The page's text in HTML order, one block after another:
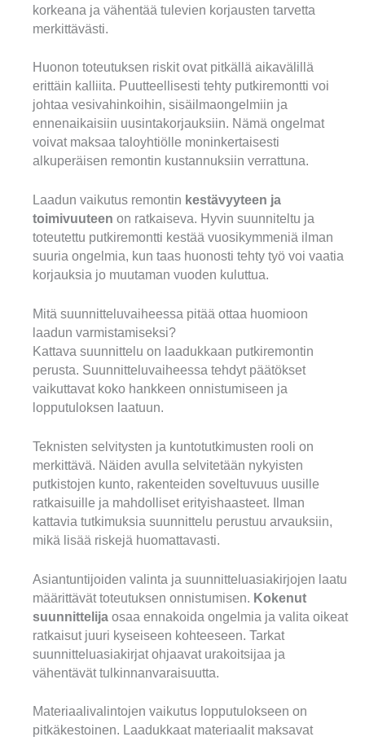
korkeana ja vähentää tulevien korjausten tarvetta
merkittävästi.
Huonon toteutuksen riskit ovat pitkällä aikavälillä
erittäin kalliita. Puutteellisesti tehty putkiremontti voi
johtaa vesivahinkоihin, sisäilmaongelmiin ja
ennenaikaisiin uusintakorjauksiin. Nämä ongelmat
voivat maksaa taloyhtiölle moninkertaisesti
alkuperäisen remontin kustannuksiin verrattuna.
Laadun vaikutus remontin kestävyyteen ja
toimivuuteen on ratkaiseva. Hyvin suunniteltu ja
toteutettu putkiremontti kestää vuosikymmeniä ilman
suuria ongelmia, kun taas huonosti tehty työ voi vaatia
korjauksia jo muutaman vuoden kuluttua.
Mitä suunnitteluvaiheessa pitää ottaa huomioon
laadun varmistamiseksi?
Kattava suunnittelu on laadukkaan putkiremontin
perusta. Suunnitteluvaiheessa tehdyt päätökset
vaikuttavat koko hankkeen onnistumiseen ja
lopputuloksen laatuun.
Teknisten selvitysten ja kuntotutkimusten rooli on
merkittävä. Näiden avulla selvitetään nykyisten
putkistojen kunto, rakenteiden soveltuvuus uusille
ratkaisuille ja mahdolliset erityishaasteet. Ilman
kattavia tutkimuksia suunnittelu perustuu arvauksiin,
mikä lisää riskejä huomattavasti.
Asiantuntijoiden valinta ja suunnitteluasiakirjojen laatu
määrittävät toteutuksen onnistumisen. Kokenut
suunnittelija osaa ennakoida ongelmia ja valita oikeat
ratkaisut juuri kyseiseen kohteeseen. Tarkat
suunnitteluasiakirjat ohjaavat urakoitsijaa ja
vähentävät tulkinnanvaraisuutta.
Materiaalivalintojen vaikutus lopputulokseen on
pitkäkestoinen. Laadukkaat materiaalit maksavat